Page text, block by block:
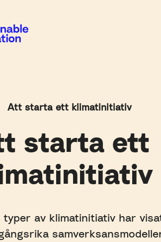
Att starta ett klimatinitiativ
starta ett
typer av klimatinitiativ har